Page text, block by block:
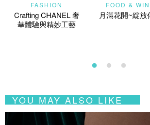
FASHION
Crafting CHANEL 奢
華體驗與精妙工藝
FOOD &
月滿花開~綻放
YOU MAY ALSO LIKE